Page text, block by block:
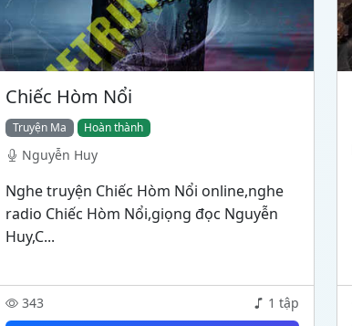
Chiếc Hòm Nổi
Truyện Ma Hoàn thành
Nguyễn Huy
Nghe truyện Chiếc Hòm Nổi online,nghe
radio Chiếc Hòm Nổi,giọng đọc Nguyễn
Huy,C...
343 1 tập